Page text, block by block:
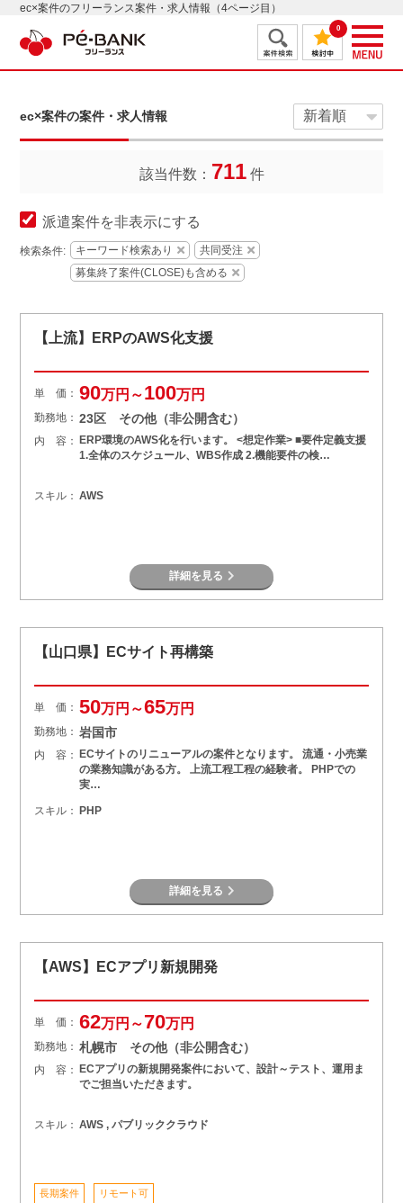
ec×案件のフリーランス案件・求人情報（4ページ目）
0
ec×案件の案件・求人情報
該当件数： 711件
派遣案件を非表示にする
検索条件: キーワード検索あり
共同受注
募集終了案件(CLOSE)も含める
【上流】ERPのAWS化支援
単 価： 90万円～100万円
勤務地： 23区 その他（非公開含む）
内 容：
ERP環境のAWS化を行います。 <想定作業> ■要件定義支援
1.全体のスケジュール、WBS作成 2.機能要件の検…
スキル： AWS
詳細を見る
【山口県】ECサイト再構築
単 価： 50万円～65万円
勤務地： 岩国市
内 容：
ECサイトのリニューアルの案件となります。 流通・小売業
の業務知識がある方。 上流工程工程の経験者。 PHPでの
実…
スキル： PHP
詳細を見る
【AWS】ECアプリ新規開発
単 価： 62万円～70万円
勤務地： 札幌市 その他（非公開含む）
内 容： ECアプリの新規開発案件において、設計～テスト、運用ま
でご担当いただきます。
スキル： AWS , パブリッククラウド
長期案件 リモート可